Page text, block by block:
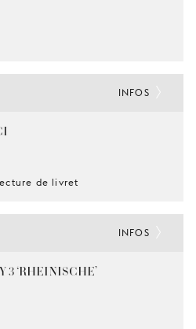
de livret
INFOS
3 ‘RHEINISCHE’
INFOS